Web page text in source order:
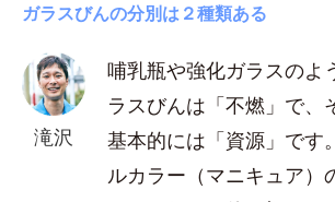
ガラスびんの分別は２種類ある
滝沢
哺乳瓶や強化ガラスのよ
ラスびんは「不燃」で、
基本的には「資源」です
ルカラー（マニキュア）